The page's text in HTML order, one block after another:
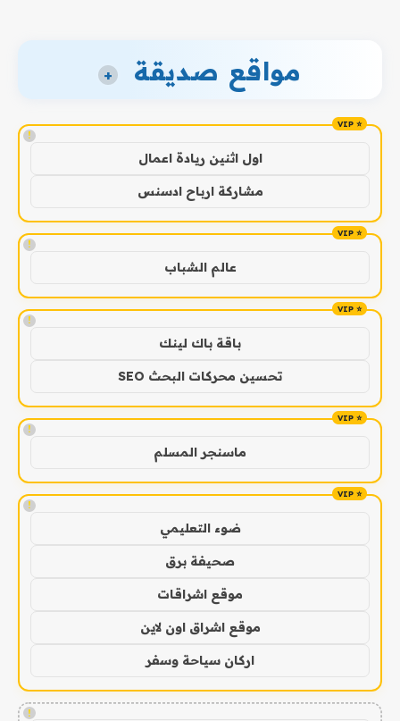
مواقع صديقة +
!
اول اثنين ريادة اعمال
مشاركة ارباح ادسنس
!
عالم الشباب
!
باقة باك لينك
تحسين محركات البحث SEO
!
ماسنجر المسلم
!
ضوء التعليمي
صحيفة برق
موقع اشراقات
موقع اشراق اون لاين
اركان سياحة وسفر
!